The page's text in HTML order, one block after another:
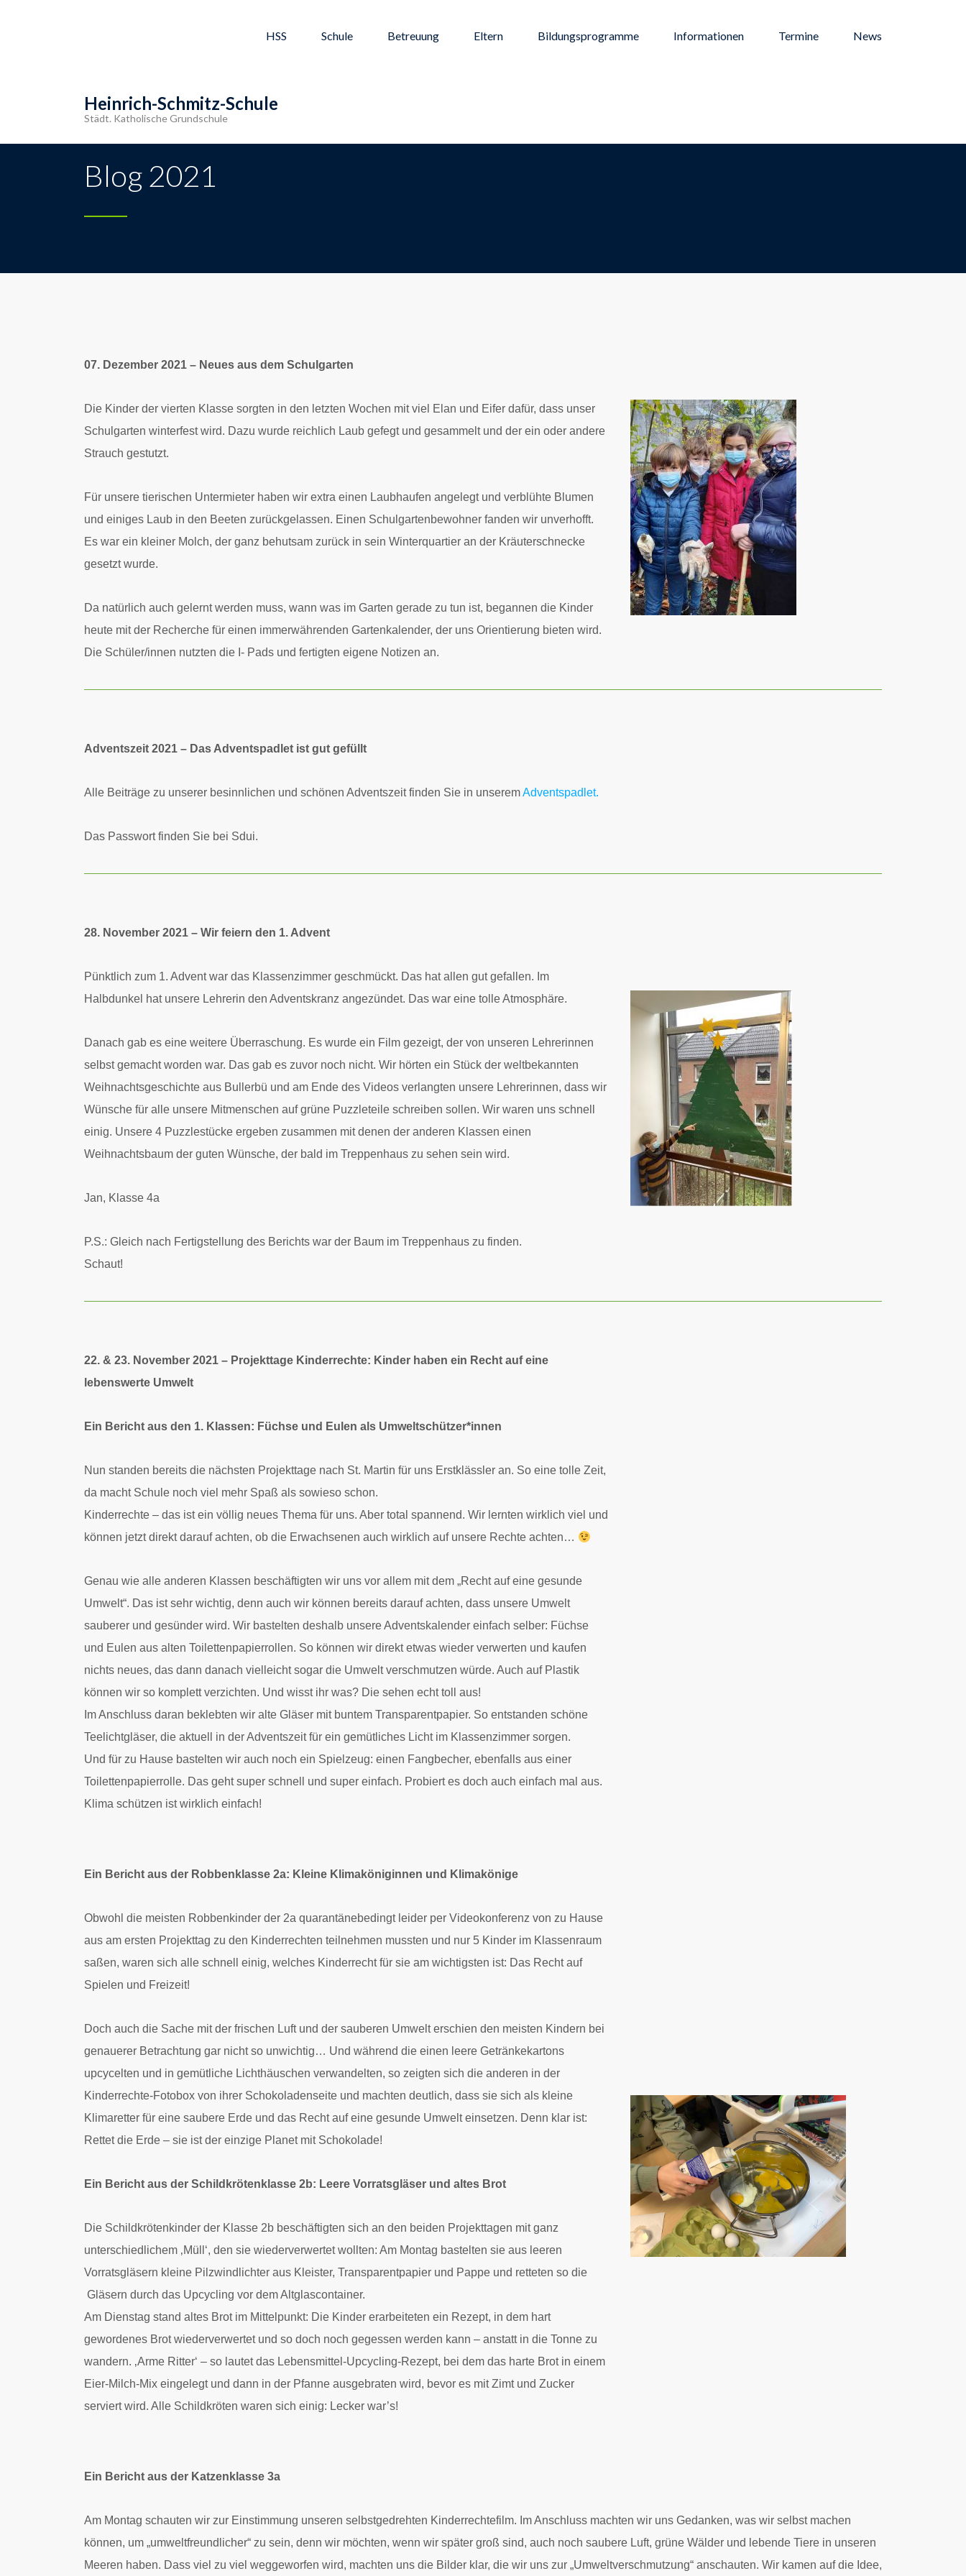
HSS Schule Betreuung Eltern Bildungsprogramme Informationen Termine News
Heinrich-Schmitz-Schule
Städt. Katholische Grundschule
Blog 2021
07. Dezember 2021 – Neues aus dem Schulgarten
Die Kinder der vierten Klasse sorgten in den letzten Wochen mit viel Elan und Eifer dafür, dass unser
Schulgarten winterfest wird. Dazu wurde reichlich Laub gefegt und gesammelt und der ein oder andere
Strauch gestutzt.
Für unsere tierischen Untermieter haben wir extra einen Laubhaufen angelegt und verblühte Blumen
und einiges Laub in den Beeten zurückgelassen. Einen Schulgartenbewohner fanden wir unverhofft.
Es war ein kleiner Molch, der ganz behutsam zurück in sein Winterquartier an der Kräuterschnecke
gesetzt wurde.
Da natürlich auch gelernt werden muss, wann was im Garten gerade zu tun ist, begannen die Kinder
heute mit der Recherche für einen immerwährenden Gartenkalender, der uns Orientierung bieten wird.
Die Schüler/innen nutzten die I- Pads und fertigten eigene Notizen an.
Adventszeit 2021 – Das Adventspadlet ist gut gefüllt
Alle Beiträge zu unserer besinnlichen und schönen Adventszeit finden Sie in unseremAdventspadlet.
Das Passwort finden Sie bei Sdui.
28. November 2021 – Wir feiern den 1. Advent
Pünktlich zum 1. Advent war das Klassenzimmer geschmückt. Das hat allen gut gefallen. Im
Halbdunkel hat unsere Lehrerin den Adventskranz angezündet. Das war eine tolle Atmosphäre.
Danach gab es eine weitere Überraschung. Es wurde ein Film gezeigt, der von unseren Lehrerinnen
selbst gemacht worden war. Das gab es zuvor noch nicht. Wir hörten ein Stück der weltbekannten
Weihnachtsgeschichte aus Bullerbü und am Ende des Videos verlangten unsere Lehrerinnen, dass wir
Wünsche für alle unsere Mitmenschen auf grüne Puzzleteile schreiben sollen. Wir waren uns schnell
einig. Unsere 4 Puzzlestücke ergeben zusammen mit denen der anderen Klassen einen
Weihnachtsbaum der guten Wünsche, der bald im Treppenhaus zu sehen sein wird.
Jan, Klasse 4a
P.S.: Gleich nach Fertigstellung des Berichts war der Baum im Treppenhaus zu finden.
Schaut!
22. & 23. November 2021 – Projekttage Kinderrechte: Kinder haben ein Recht auf eine
lebenswerte Umwelt
Ein Bericht aus den 1. Klassen: Füchse und Eulen als Umweltschützer*innen
Nun standen bereits die nächsten Projekttage nach St. Martin für uns Erstklässler an. So eine tolle Zeit,
da macht Schule noch viel mehr Spaß als sowieso schon.
Kinderrechte – das ist ein völlig neues Thema für uns. Aber total spannend. Wir lernten wirklich viel und
können jetzt direkt darauf achten, ob die Erwachsenen auch wirklich auf unsere Rechte achten…
Genau wie alle anderen Klassen beschäftigten wir uns vor allem mit dem „Recht auf eine gesunde
Umwelt“. Das ist sehr wichtig, denn auch wir können bereits darauf achten, dass unsere Umwelt
sauberer und gesünder wird. Wir bastelten deshalb unsere Adventskalender einfach selber: Füchse
und Eulen aus alten Toilettenpapierrollen. So können wir direkt etwas wieder verwerten und kaufen
nichts neues, das dann danach vielleicht sogar die Umwelt verschmutzen würde. Auch auf Plastik
können wir so komplett verzichten. Und wisst ihr was? Die sehen echt toll aus!
Im Anschluss daran beklebten wir alte Gläser mit buntem Transparentpapier. So entstanden schöne
Teelichtgläser, die aktuell in der Adventszeit für ein gemütliches Licht im Klassenzimmer sorgen.
Und für zu Hause bastelten wir auch noch ein Spielzeug: einen Fangbecher, ebenfalls aus einer
Toilettenpapierrolle. Das geht super schnell und super einfach. Probiert es doch auch einfach mal aus.
Klima schützen ist wirklich einfach!
Ein Bericht aus der Robbenklasse 2a: Kleine Klimaköniginnen und Klimakönige
Obwohl die meisten Robbenkinder der 2a quarantänebedingt leider per Videokonferenz von zu Hause
aus am ersten Projekttag zu den Kinderrechten teilnehmen mussten und nur 5 Kinder im Klassenraum
saßen, waren sich alle schnell einig, welches Kinderrecht für sie am wichtigsten ist: Das Recht auf
Spielen und Freizeit!
Doch auch die Sache mit der frischen Luft und der sauberen Umwelt erschien den meisten Kindern bei
genauerer Betrachtung gar nicht so unwichtig… Und während die einen leere Getränkekartons
upcycelten und in gemütliche Lichthäuschen verwandelten, so zeigten sich die anderen in der
Kinderrechte-Fotobox von ihrer Schokoladenseite und machten deutlich, dass sie sich als kleine
Klimaretter für eine saubere Erde und das Recht auf eine gesunde Umwelt einsetzen. Denn klar ist:
Rettet die Erde – sie ist der einzige Planet mit Schokolade!
Ein Bericht aus der Schildkrötenklasse 2b: Leere Vorratsgläser und altes Brot
Die Schildkrötenkinder der Klasse 2b beschäftigten sich an den beiden Projekttagen mit ganz
unterschiedlichem ‚Müll‘, den sie wiederverwertet wollten: Am Montag bastelten sie aus leeren
Vorratsgläsern kleine Pilzwindlichter aus Kleister, Transparentpapier und Pappe und retteten so die
Gläsern durch das Upcycling vor dem Altglascontainer.
Am Dienstag stand altes Brot im Mittelpunkt: Die Kinder erarbeiteten ein Rezept, in dem hart
gewordenes Brot wiederverwertet und so doch noch gegessen werden kann – anstatt in die Tonne zu
wandern. ‚Arme Ritter‘ – so lautet das Lebensmittel-Upcycling-Rezept, bei dem das harte Brot in einem
Eier-Milch-Mix eingelegt und dann in der Pfanne ausgebraten wird, bevor es mit Zimt und Zucker
serviert wird. Alle Schildkröten waren sich einig: Lecker war’s!
Ein Bericht aus der Katzenklasse 3a
Am Montag schauten wir zur Einstimmung unseren selbstgedrehten Kinderrechtefilm. Im Anschluss machten wir uns Gedanken, was wir selbst machen
können, um „umweltfreundlicher“ zu sein, denn wir möchten, wenn wir später groß sind, auch noch saubere Luft, grüne Wälder und lebende Tiere in unseren
Meeren haben. Dass viel zu viel weggeworfen wird, machten uns die Bilder klar, die wir uns zur „Umweltverschmutzung“ anschauten. Wir kamen auf die Idee,